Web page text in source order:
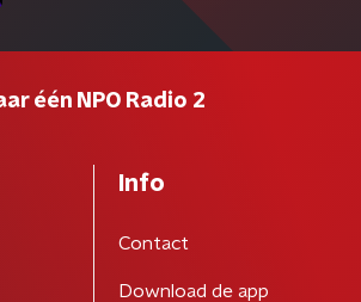
één NPO Radio 2
Info
Contact
Download de app